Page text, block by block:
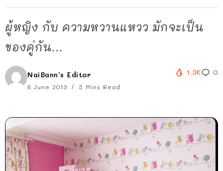
ผู้หญิง กับ ความหวานแหวว มักจะเป็น
ของคู่กัน...
NaiBann's Editor
8 June 2013 5 Mins Read
1.3K 0